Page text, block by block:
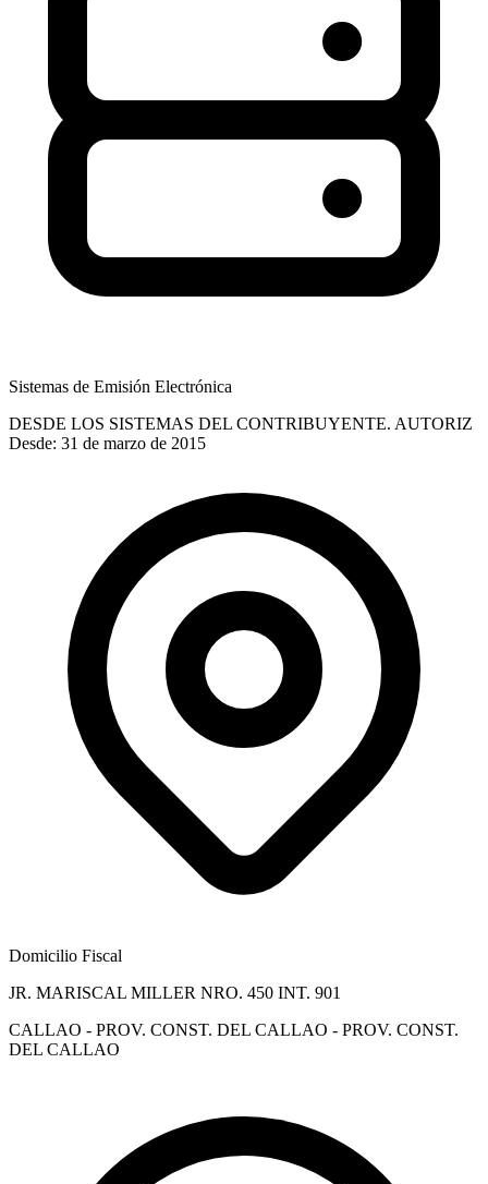
Sistemas de Emisión Electrónica
DESDE LOS SISTEMAS DEL CONTRIBUYENTE. AUTORIZ
Desde: 31 de marzo de 2015
Domicilio Fiscal
JR. MARISCAL MILLER NRO. 450 INT. 901
CALLAO - PROV. CONST. DEL CALLAO - PROV. CONST.
DEL CALLAO